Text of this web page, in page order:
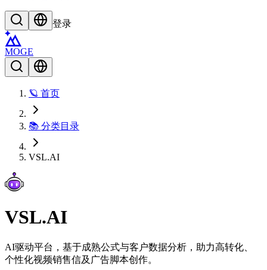
登录
MOGE
🪐 首页
📚 分类目录
VSL.AI
VSL.AI
AI驱动平台，基于成熟公式与客户数据分析，助力高转化、
个性化视频销售信及广告脚本创作。